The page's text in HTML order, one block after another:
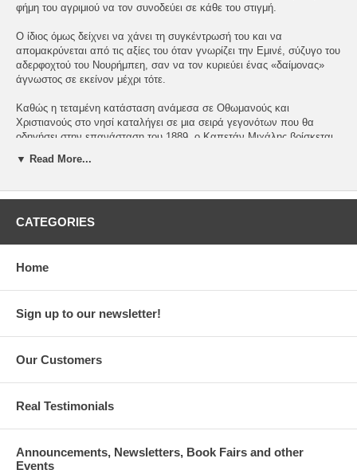
φήμη του αγριμιού να τον συνοδεύει σε κάθε του στιγμή.
Ο ίδιος όμως δείχνει να χάνει τη συγκέντρωσή του και να
απομακρύνεται από τις αξίες του όταν γνωρίζει την Εμινέ, σύζυγο του
αδερφοχτού του Νουρήμπεη, σαν να τον κυριεύει ένας «δαίμονας»
άγνωστος σε εκείνον μέχρι τότε.
Καθώς η τεταμένη κατάσταση ανάμεσα σε Οθωμανούς και
Χριστιανούς στο νησί καταλήγει σε μια σειρά γεγονότων που θα
οδηγήσει στην επανάσταση του 1889, ο Καπετάν Μιχάλης βρίσκεται
Imported. In Greek. Dioptra publications.
ISBN: 978-618-220-418-4
▼ Read More...
CATEGORIES
Home
Sign up to our newsletter!
Our Customers
Real Testimonials
Announcements, Newsletters, Book Fairs and other
Events